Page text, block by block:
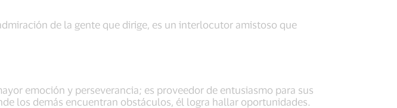
de la gente que dirige, es un interlocutor amistoso que
emoción y perseverancia; es proveedor de entusiasmo para sus
los demás encuentran obstáculos, él logra hallar oportunidades.